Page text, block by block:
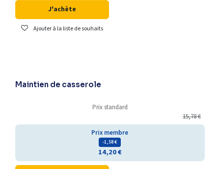
J'achète
Ajouter à la liste de souhaits
Maintien de casserole
Prix standard
15,78€
Prix membre
- 1,58€
14,20€